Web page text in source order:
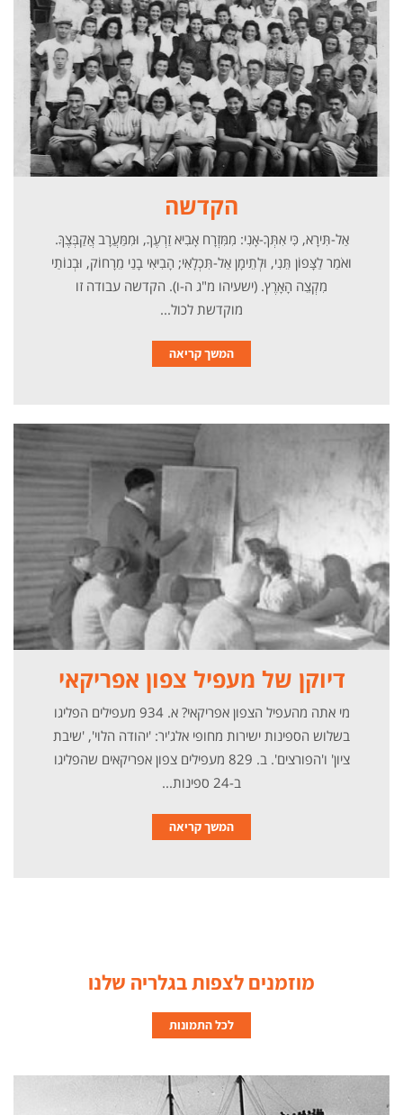
הקדשה
אַל-תִּירָא, כִּי אִתְּךָ-אָנִי: מִמִּזְרָח אָבִיא זַרְעֶךָ, וּמִמַּעֲרָב אֲקַבְּצֶךָּ.
ואֹמַר לַצָּפוֹן תֵּנִי, וּלְתֵימָן אַל-תִּכְלָאִי; הָבִיאִי בָנַי מֵרָחוֹק, וּבְנוֹתַי
מִקְצֵה הָאָרֶץ. (ישעיהו מ"ג ה-ו). הקדשה עבודה זו
מוקדשת לכול...
המשך קריאה
דיוקן של מעפיל צפון אפריקאי
מי אתה מהעפיל הצפון אפריקאי? א. 934 מעפילים הפליגו
בשלוש הספינות ישירות מחופי אלג'יר: 'יהודה הלוי', 'שיבת
ציון' ו'הפורצים'. ב. 829 מעפילים צפון אפריקאים שהפליגו
ב-24 ספינות...
המשך קריאה
מוזמנים לצפות בגלריה שלנו
לכל התמונות